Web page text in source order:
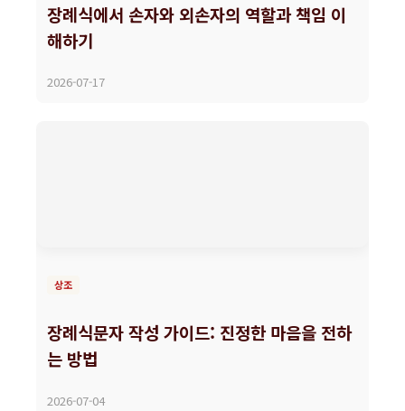
장례식에서 손자와 외손자의 역할과 책임 이
해하기
2026-07-17
상조
장례식문자 작성 가이드: 진정한 마음을 전하
는 방법
2026-07-04